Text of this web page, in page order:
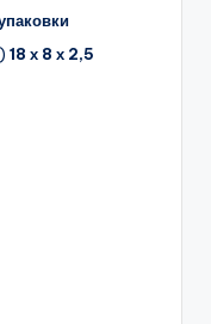
18 х 8 х 2,5